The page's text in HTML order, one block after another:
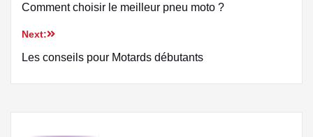
Comment choisir le meilleur pneu moto ?
Next:
Les conseils pour Motards débutants